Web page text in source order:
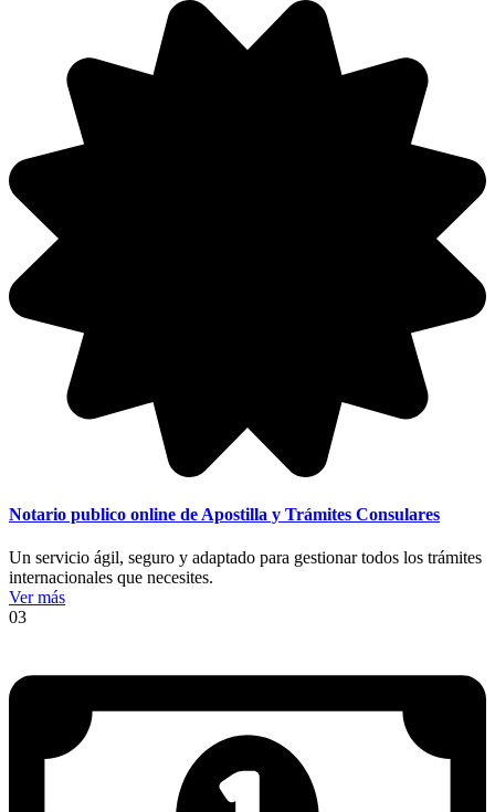
Notario publico online de Apostilla y Trámites Consulares
Un servicio ágil, seguro y adaptado para gestionar todos los trámites
internacionales que necesites.
Ver más
03